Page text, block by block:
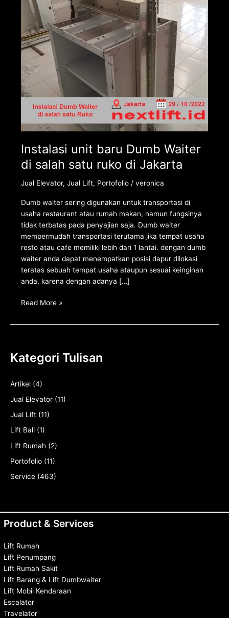
Instalasi unit baru Dumb Waiter
di salah satu ruko di Jakarta
Jual Elevator, Jual Lift, Portofolio/ veronica
Dumb waiter sering digunakan untuk transportasi di
usaha restaurant atau rumah makan, namun fungsinya
tidak terbatas pada penyajian saja. Dumb waiter
mempermudah transportasi terutama jika tempat usaha
resto atau cafe memiliki lebih dari 1 lantai. dengan dumb
waiter anda dapat menempatkan posisi dapur dilokasi
teratas sebuah tempat usaha ataupun sesuai keinginan
anda, karena dengan adanya […]
salah
satu
ruko
di
Jakarta
Read More »
Kategori Tulisan
Artikel (4)
Jual Elevator (11)
Jual Lift (11)
Lift Bali (1)
Lift Rumah (2)
Portofolio (11)
Service (463)
Product & Services
Lift Rumah
Lift Penumpang
Lift Rumah Sakit
Lift Barang & Lift Dumbwaiter
Lift Mobil Kendaraan
Escalator
Travelator